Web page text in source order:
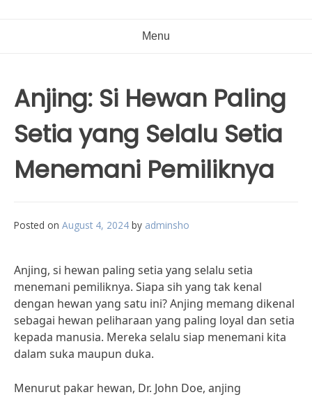
Menu
Anjing: Si Hewan Paling
Setia yang Selalu Setia
Menemani Pemiliknya
Posted on August 4, 2024 by adminsho
Anjing, si hewan paling setia yang selalu setia
menemani pemiliknya. Siapa sih yang tak kenal
dengan hewan yang satu ini? Anjing memang dikenal
sebagai hewan peliharaan yang paling loyal dan setia
kepada manusia. Mereka selalu siap menemani kita
dalam suka maupun duka.
Menurut pakar hewan, Dr. John Doe, anjing